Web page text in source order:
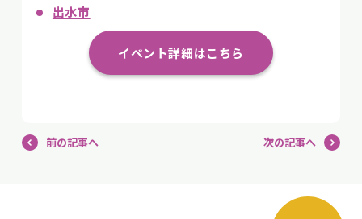
出水市
イベント詳細はこちら
前の記事へ 次の記事へ